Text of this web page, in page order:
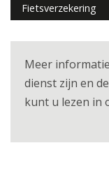
Fietsverzekering
Meer
dienst zijn en
kunt u lezen in